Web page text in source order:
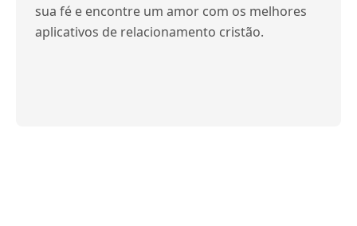
sua fé e encontre um amor com os melhores
aplicativos de relacionamento cristão.